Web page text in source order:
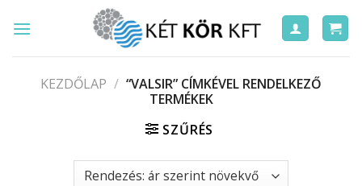
KEZDŐLAP / “VALSIR” CÍMKÉVEL RENDELKEZŐ
TERMÉKEK
SZŰRÉS